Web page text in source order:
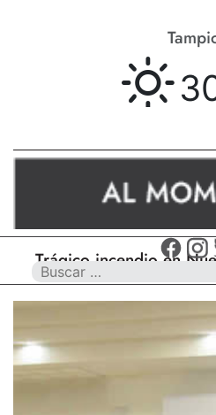
incendio en Nuevo